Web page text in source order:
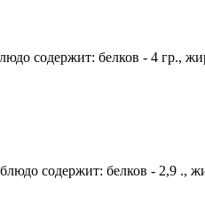
содержит: белков - 4 гр.,
содержит: белков - 2,9 .,